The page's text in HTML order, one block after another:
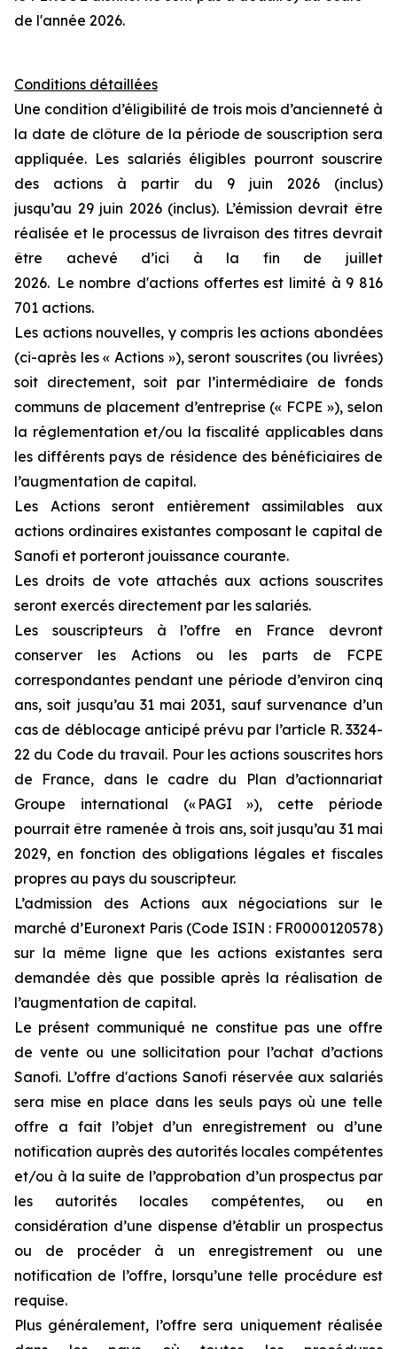
de l'année 2026.
Conditions détaillées
Une condition d’éligibilité de trois mois d’ancienneté à
la date de clôture de la période de souscription sera
appliquée. Les salariés éligibles pourront souscrire
des actions à partir du 9 juin 2026 (inclus)
jusqu’au 29 juin 2026 (inclus). L’émission devrait être
réalisée et le processus de livraison des titres devrait
être achevé d’ici à la fin de juillet
2026. Le nombre d'actions offertes est limité à 9 816
701 actions.
Les actions nouvelles, y compris les actions abondées
(ci-après les « Actions »), seront souscrites (ou livrées)
soit directement, soit par l’intermédiaire de fonds
communs de placement d’entreprise (« FCPE »), selon
la réglementation et/ou la fiscalité applicables dans
les différents pays de résidence des bénéficiaires de
l’augmentation de capital.
Les Actions seront entièrement assimilables aux
actions ordinaires existantes composant le capital de
Sanofi et porteront jouissance courante.
Les droits de vote attachés aux actions souscrites
seront exercés directement par les salariés.
Les souscripteurs à l’offre en France devront
conserver les Actions ou les parts de FCPE
correspondantes pendant une période d’environ cinq
ans, soit jusqu’au 31 mai 2031, sauf survenance d’un
cas de déblocage anticipé prévu par l’article R. 3324-
22 du Code du travail. Pour les actions souscrites hors
de France, dans le cadre du Plan d’actionnariat
Groupe international (« PAGI »), cette période
pourrait être ramenée à trois ans, soit jusqu’au 31 mai
2029, en fonction des obligations légales et fiscales
propres au pays du souscripteur.
L’admission des Actions aux négociations sur le
marché d’Euronext Paris (Code ISIN : FR0000120578)
sur la même ligne que les actions existantes sera
demandée dès que possible après la réalisation de
l’augmentation de capital.
Le présent communiqué ne constitue pas une offre
de vente ou une sollicitation pour l’achat d’actions
Sanofi. L’offre d'actions Sanofi réservée aux salariés
sera mise en place dans les seuls pays où une telle
offre a fait l’objet d’un enregistrement ou d’une
notification auprès des autorités locales compétentes
et/ou à la suite de l’approbation d’un prospectus par
les autorités locales compétentes, ou en
considération d’une dispense d’établir un prospectus
ou de procéder à un enregistrement ou une
notification de l’offre, lorsqu’une telle procédure est
requise.
Plus généralement, l’offre sera uniquement réalisée